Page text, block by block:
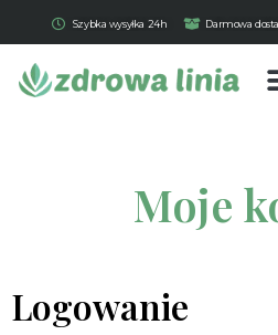
Szybka wysyłka 24h Darmowa
Moje
Logowanie